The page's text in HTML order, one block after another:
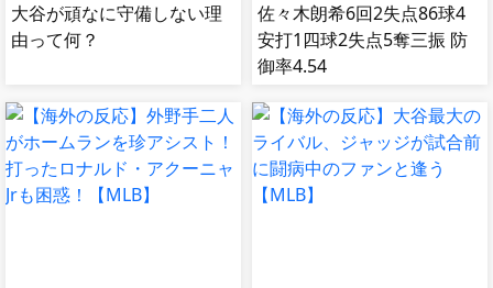
大谷が頑なに守備しない理
由って何？
佐々木朗希6回2失点86球4
安打1四球2失点5奪三振 防
御率4.54